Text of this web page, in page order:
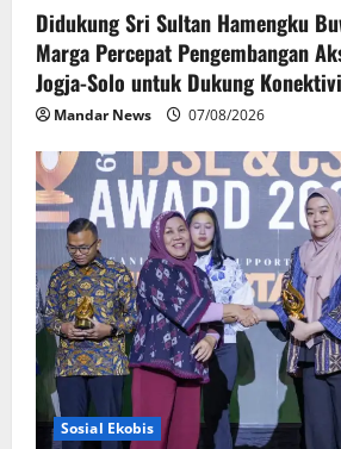
Didukung Sri Sultan Hamengku
Marga Percepat Pengembangan
Jogja-Solo untuk Dukung
Mandar News 07/08/2026
Sosial Ekobis